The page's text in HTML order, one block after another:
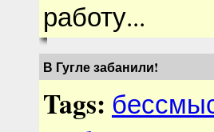
работу...
В Гугле забанили!
Tags: